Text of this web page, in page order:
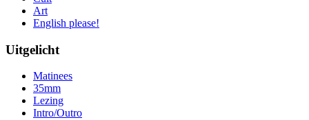
Art
English please!
Uitgelicht
Matinees
35mm
Lezing
Intro/Outro